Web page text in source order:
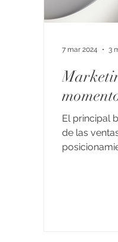
El principal
de las
7 mar 2024 3